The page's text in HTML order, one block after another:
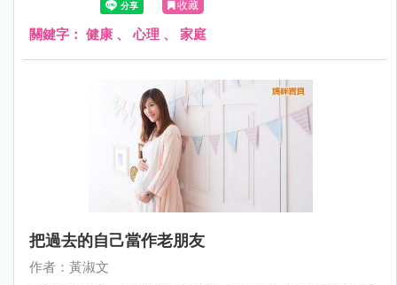
收藏
關鍵字： 健康 、心理 、 家庭
把過去的自己當作老朋友
作者：黃淑文